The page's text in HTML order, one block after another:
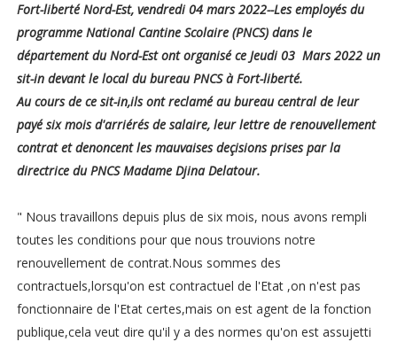
Fort-liberté Nord-Est, vendredi 04 mars 2022--Les employés du
programme National Cantine Scolaire (PNCS) dans le
département du Nord-Est ont organisé ce Jeudi 03 Mars 2022 un
sit-in devant le local du bureau PNCS à Fort-liberté.
Au cours de ce sit-in,ils ont reclamé au bureau central de leur
payé six mois d'arriérés de salaire, leur lettre de renouvellement
contrat et denoncent les mauvaises deçisions prises par la
directrice du PNCS Madame Djina Delatour.
" Nous travaillons depuis plus de six mois, nous avons rempli
toutes les conditions pour que nous trouvions notre
renouvellement de contrat.Nous sommes des
contractuels,lorsqu'on est contractuel de l'Etat ,on n'est pas
fonctionnaire de l'Etat certes,mais on est agent de la fonction
publique,cela veut dire qu'il y a des normes qu'on est assujetti